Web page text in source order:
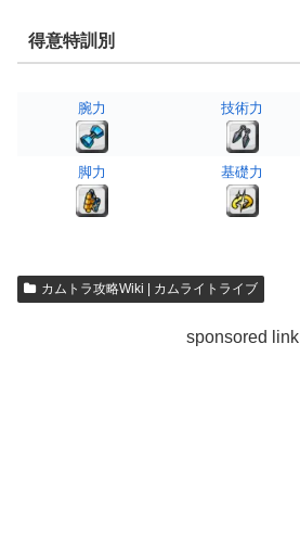
得意特訓別
腕力 技術力
脚力 基礎力
カムトラ攻略Wiki | カムライトライブ
sponsored link